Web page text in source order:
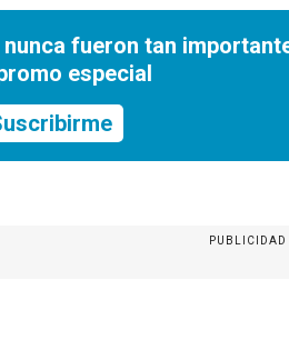
fueron tan
especial
PUBLICIDAD